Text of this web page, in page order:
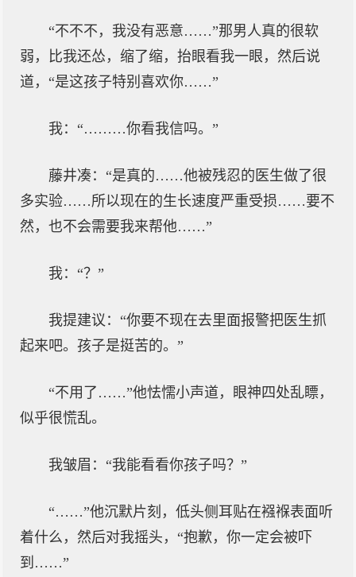
“不不不，我没有恶意……”那男人真的很软
弱，比我还怂，缩了缩，抬眼看我一眼，然后说
道，“是这孩子特别喜欢你……”
我：“………你看我信吗。”
藤井凑：“是真的……他被残忍的医生做了很
多实验……所以现在的生长速度严重受损……要不
然，也不会需要我来帮他……”
我：“？”
我提建议：“你要不现在去里面报警把医生抓
起来吧。孩子是挺苦的。”
“不用了……”他怯懦小声道，眼神四处乱瞟，
似乎很慌乱。
我皱眉：“我能看看你孩子吗？”
“……”他沉默片刻，低头侧耳贴在襁褓表面听
着什么，然后对我摇头，“抱歉，你一定会被吓
到……”